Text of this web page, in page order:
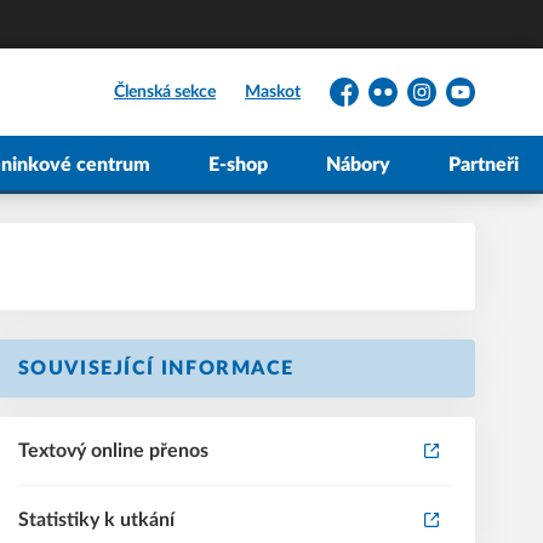
Členská sekce Maskot
Facebook
FlickrInstagramYouTube
centrum E-shop Nábory Partneři
SOUVISEJÍCÍ INFORMACE
Textový online přenos
Statistiky k utkání